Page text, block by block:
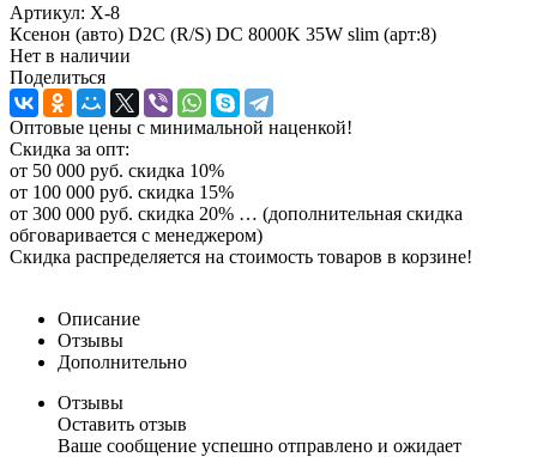
Артикул: X-8
Ксенон (авто) D2C (R/S) DC 8000K 35W slim (арт:8)
Нет в наличии
Поделиться
Оптовые цены с минимальной наценкой!
Скидка за опт:
от 50 000 руб. скидка 10%
от 100 000 руб. скидка 15%
от 300 000 руб. скидка 20% … (дополнительная скидка
обговаривается с менеджером)
Скидка распределяется на стоимость товаров в корзине!
Описание
Отзывы
Дополнительно
Отзывы
Оставить отзыв
Ваше сообщение успешно отправлено и ожидает